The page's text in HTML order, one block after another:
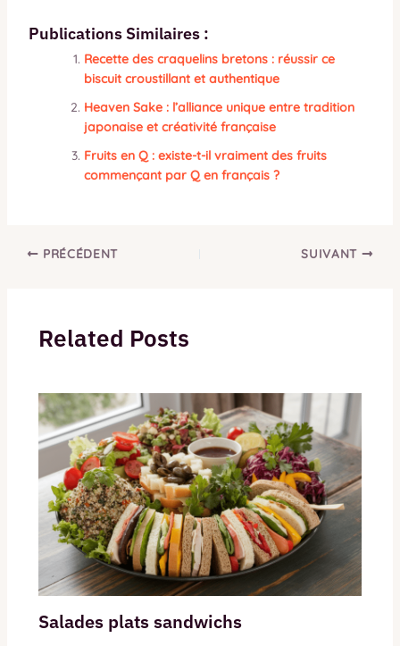
Publications Similaires :
Recette des craquelins bretons : réussir ce
biscuit croustillant et authentique
Heaven Sake : l’alliance unique entre tradition
japonaise et créativité française
Fruits en Q : existe-t-il vraiment des fruits
commençant par Q en français ?
PRÉCÉDENT SUIVANT
Related Posts
Salades plats sandwichs